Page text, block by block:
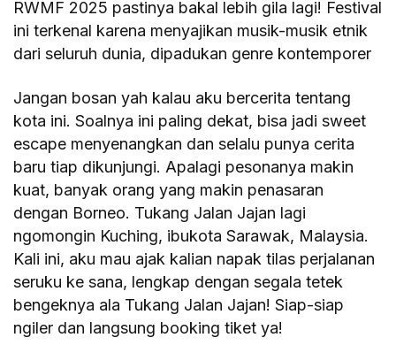
RWMF 2025 pastinya bakal lebih gila lagi! Festival
ini terkenal karena menyajikan musik-musik etnik
dari seluruh dunia, dipadukan genre kontemporer
Jangan bosan yah kalau aku bercerita tentang
kota ini. Soalnya ini paling dekat, bisa jadi sweet
escape menyenangkan dan selalu punya cerita
baru tiap dikunjungi. Apalagi pesonanya makin
kuat, banyak orang yang makin penasaran
dengan Borneo. Tukang Jalan Jajan lagi
ngomongin Kuching, ibukota Sarawak, Malaysia.
Kali ini, aku mau ajak kalian napak tilas perjalanan
seruku ke sana, lengkap dengan segala tetek
bengeknya ala Tukang Jalan Jajan! Siap-siap
ngiler dan langsung booking tiket ya!